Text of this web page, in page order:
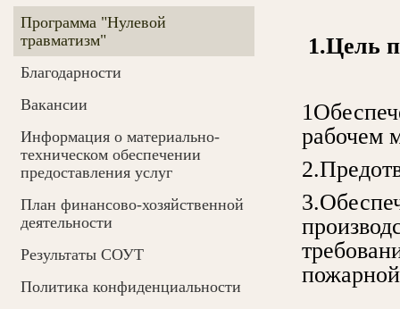
Программа "Нулевой
травматизм"
Благодарности
Вакансии
Информация о материально-
техническом обеспечении
предоставления услуг
План финансово-хозяйственной
деятельности
Результаты СОУТ
Политика конфиденциальности
1.Цель
рабочем